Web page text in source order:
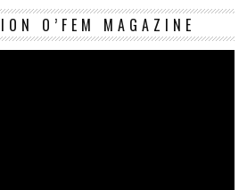
O’FEM MAGAZINE